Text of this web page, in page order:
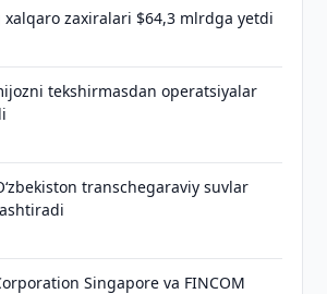
xalqaro zaxiralari $64,3 mlrdga yetdi
tekshirmasdan operatsiyalar
transchegaraviy suvlar
Singapore va FINCOM